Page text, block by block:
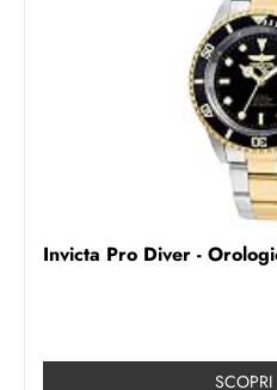
Invicta Pro Diver -
SCOPRI